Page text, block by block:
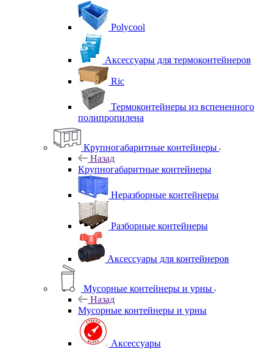
Polycool
Аксессуары для термоконтейнеров
Ric
Термоконтейнеры из вспененного
полипропилена
Крупногабаритные контейнеры
Назад
Крупногабаритные контейнеры
Неразборные контейнеры
Разборные контейнеры
Аксессуары для контейнеров
Мусорные контейнеры и урны
Назад
Мусорные контейнеры и урны
Аксессуары